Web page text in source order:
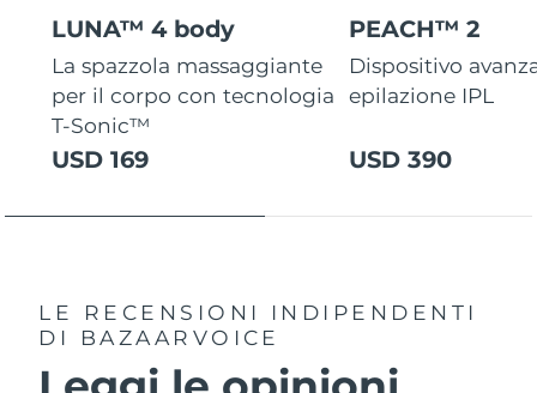
LUNA™ 4 body
La spazzola massaggiante
per il corpo con tecnologia
T-Sonic™
USD 169
PEACH™ 2
Dispositivo
epilazione IPL
USD 390
LE RECENSIONI INDIPENDENTI
DI BAZAARVOICE